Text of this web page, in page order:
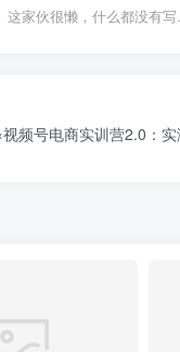
这家伙很懒，什么都没有
频号电商实训营2.0：